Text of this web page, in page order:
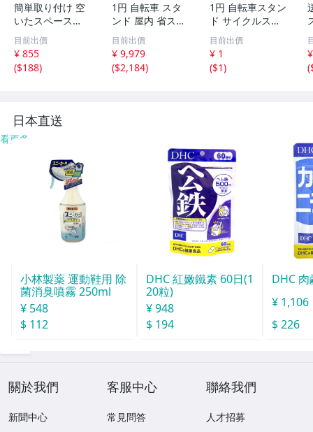
簡単取り付け 空
いたスペース
に！！ ☆新品☆
天吊りタイプ バ
イク 自転車スタ
ンド ディスプレ
ラック
目前出價
¥ 855
($188)
1円 自転車 スタ
ンド 屋内 省スペ
ース ロードバイ
ク メンテナンス
ディスプレイ 吊
り下げ サイクル
目前出價
¥ 9,979
($2,184)
1円 自転車スタン
ド サイクルスタ
ンド ディスプレ
イ キャスター付
き ロードバイク
マウンテンバイク
目前出價
¥ 1
($1)
(
日本直送
看更多
小林製薬 運動鞋用 除
菌消臭噴霧 250ml
¥ 548
$ 112
DHC 紅嫩鐵素 60日(1
20粒)
¥ 948
$ 194
DHC
¥ 1,106
$ 226
關於我們
新聞中心
客服中心
常見問答
聯絡我們
人才招募